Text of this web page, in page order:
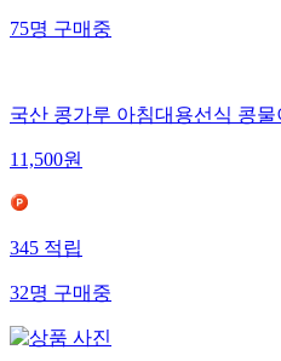
75명구매중
국산 콩가루 아침대용선식 콩
11,500원
345적립
32명구매중